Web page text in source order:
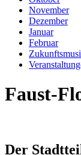
November
Dezember
Januar
Februar
Faust-
Der